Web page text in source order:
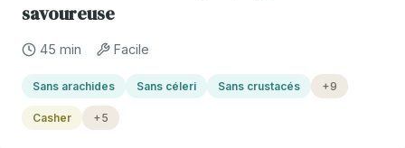
savoureuse
45 min Facile
Sans arachides Sans céleri Sans crustacés +9
Casher +5